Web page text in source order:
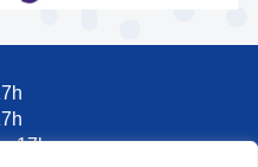
- 17h